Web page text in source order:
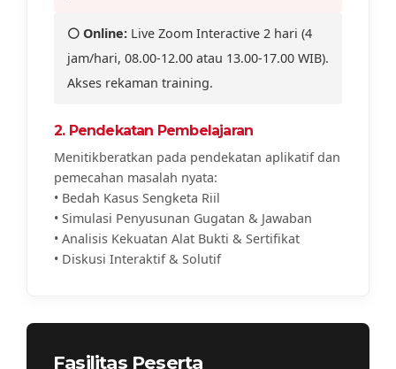
⚪ Online: Live Zoom Interactive 2 hari (4
jam/hari, 08.00-12.00 atau 13.00-17.00 WIB).
Akses rekaman training.
2. Pendekatan Pembelajaran
Menitikberatkan pada pendekatan aplikatif dan
pemecahan masalah nyata:
• Bedah Kasus Sengketa Riil
• Simulasi Penyusunan Gugatan & Jawaban
• Analisis Kekuatan Alat Bukti & Sertifikat
• Diskusi Interaktif & Solutif
Fasilitas Peserta